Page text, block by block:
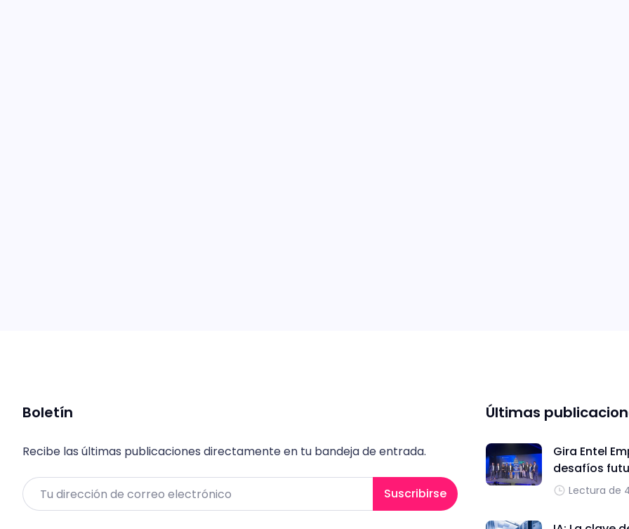
Boletín
Recibe las últimas publicaciones directamente en tu bandeja de entrada.
Email Suscribirse
Últimas
Gira Entel
desafíos
Lectura de